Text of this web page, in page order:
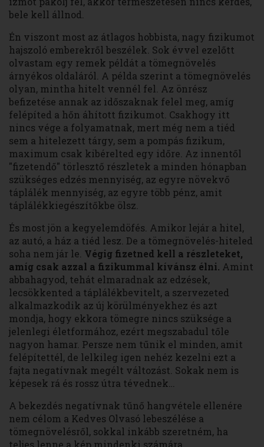
bele kell állnod.
Én viszont most az átlagos hobbista, nagy fizikumot
hajszoló emberekről beszélek. Sok évvel ezelőtt
olvastam egy remek példát a tömegnövelés
árnyékos oldaláról. A példa szerint a tömegnövelés
olyan, mintha hitelt vennél fel. Az önrész
befizetése annak az időszaknak felel meg, amíg
felépíted a hőn áhított fizikumot. Csakhogy itt
nincs vége a folyamatnak, mert még nem a tiéd
sem a hitelezett tárgy, sem a pompás fizikum,
maximum csak kibérelted egy időre. Az innentől
"fizetendő" törlesztő részletek a minden hónapban
szükséges edzés mennyiség, az egyre növekvő
táplálék mennyiség, az egyre több pénz, amit
táplálékkiegészítőkbe ölsz.
És most jön a kegyelemdöfés. Amikor lejár a hitel,
az autó, a ház a tiéd lesz. De a tömegnövelés-hiteled
soha nem jár le. Végig fizetned kell a részleteket,
amíg csak azzal a fizikummal kívánsz élni. Amint
abbahagyod, tehát elmaradnak az edzések,
lecsökkented a táplálékbevitelt, a szervezeted
alkalmazkodik az új körülményekhez és azt
mondja, hogy ekkora tömegre nincs szüksége a
jelenlegi életformához, ezért megszabadul tőle
nagyon hamar. Persze nem tűnik el minden, amit
felépítettél, de lelkileg igen nehéz kezelni ezt a
fajta negatívnak megélt változást. Sokak nem is
képesek rá és rossz útra tévednek…
A bekezdés negatívnak tűnő hangvétele ellenére
nem célom a Kedves Olvasó lebeszélése a
tömegnövelésről, sokkal inkább szeretném, ha
teljes lenne a kép mindenki számára.